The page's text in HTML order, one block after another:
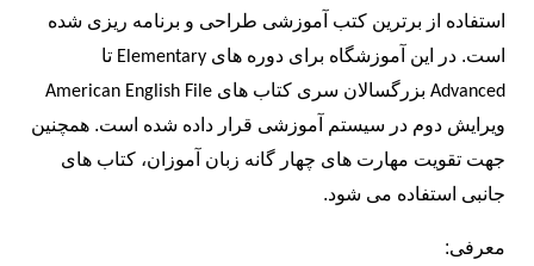
استفاده از برترین کتب آموزشی طراحی و برنامه ریزی شده
است. در این آموزشگاه برای دوره های Elementary تا
Advanced بزرگسالان سری کتاب های American English File
ویرایش دوم در سیستم آموزشی قرار داده شده است. همچنین
جهت تقویت مهارت های چهار گانه زبان آموزان، کتاب های
جانبی استفاده می شود.
معرفی: